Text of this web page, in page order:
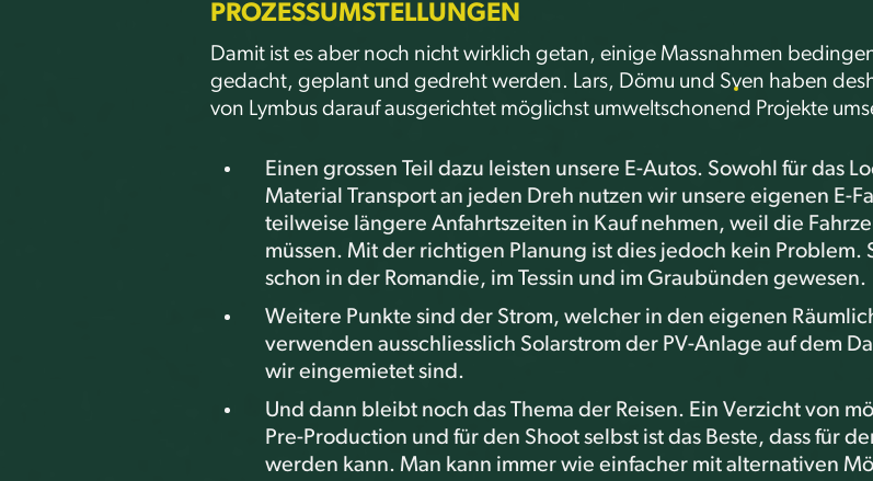
PROZESSUMSTELLUNGEN
Damit ist es aber noch nicht wirklich getan, einige Massnahmen
gedacht, geplant und gedreht werden. Lars, Dömu und Sven haben
von Lymbus darauf ausgerichtet möglichst umweltschonend Projekte
Einen grossen Teil dazu leisten unsere E-Autos. Sowohl für das
Material Transport an jeden Dreh nutzen wir unsere eigenen E-
teilweise längere Anfahrtszeiten in Kauf nehmen, weil die
müssen. Mit der richtigen Planung ist dies jedoch kein Problem.
schon in der Romandie, im Tessin und im Graubünden gewesen.
Weitere Punkte sind der Strom, welcher in den eigenen
verwenden ausschliesslich Solarstrom der PV-Anlage auf dem
wir eingemietet sind.
Und dann bleibt noch das Thema der Reisen. Ein Verzicht von
Pre-Production und für den Shoot selbst ist das Beste, dass für
werden kann. Man kann immer wie einfacher mit alternativen